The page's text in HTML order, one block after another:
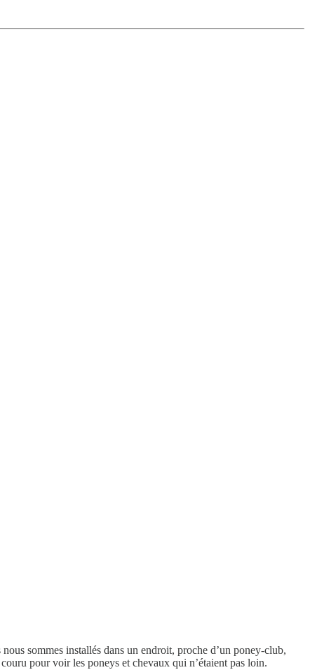
sommes installés dans un endroit, proche d’un poney-club,
pour voir les poneys et chevaux qui n’étaient pas loin.